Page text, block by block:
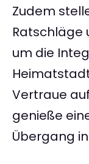
Zudem
Ratschläge
um die
Vertraue
genieße
Übergang